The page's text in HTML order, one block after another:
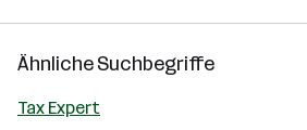
Ähnliche Suchbegriffe
Tax Expert